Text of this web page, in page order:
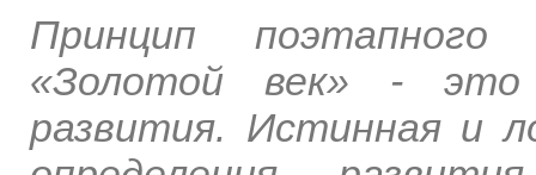
Принцип
«Золотой век» - это
развития. Истинная и